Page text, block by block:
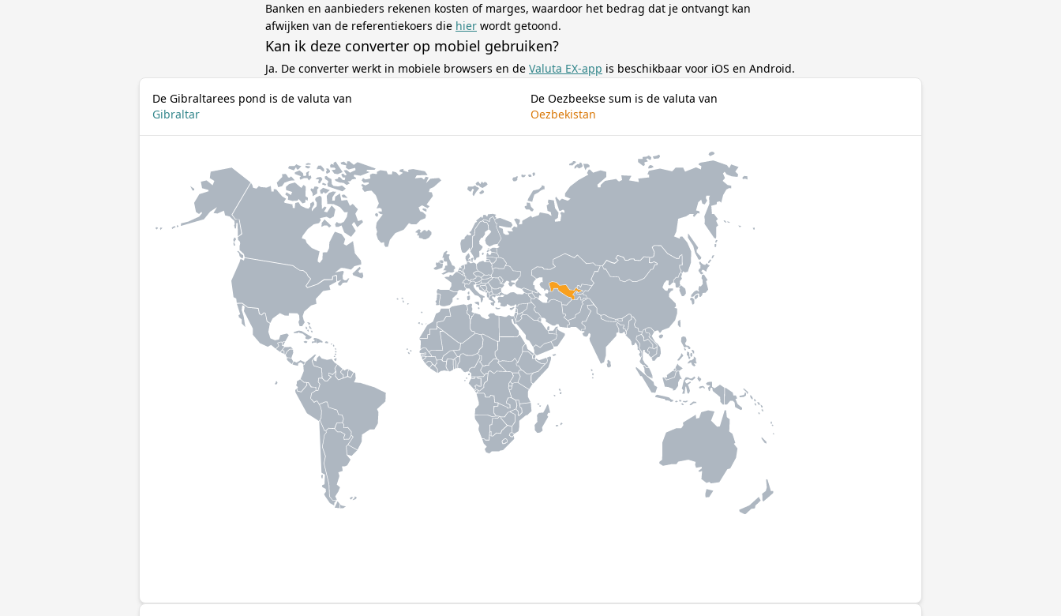
Banken en aanbieders rekenen kosten of marges, waardoor het bedrag dat je ontvangt kan
afwijken van de referentiekoers die hier wordt getoond.
Kan ik deze converter op mobiel gebruiken?
Ja. De converter werkt in mobiele browsers en de Valuta EX-app is beschikbaar voor iOS en Android.
De Gibraltarees pond is de valuta van
Gibraltar
De Oezbeekse sum is de valuta van
Oezbekistan